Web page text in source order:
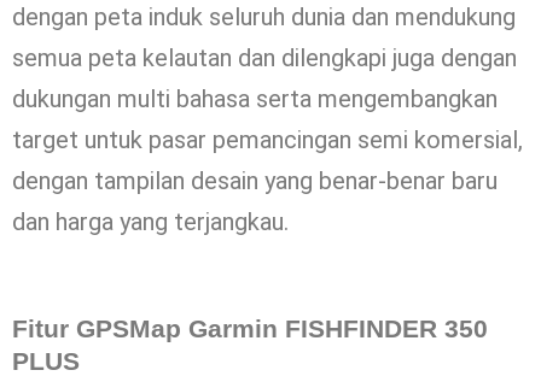
dengan peta induk seluruh dunia dan mendukung
semua peta kelautan dan dilengkapi juga dengan
dukungan multi bahasa serta mengembangkan
target untuk pasar pemancingan semi komersial,
dengan tampilan desain yang benar-benar baru
dan harga yang terjangkau.
Fitur GPSMap Garmin FISHFINDER 350
PLUS